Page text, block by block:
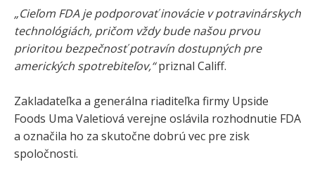
„Cieľom FDA je podporovať inovácie v potravinárskych
technológiách, pričom vždy bude našou prvou
prioritou bezpečnosť potravín dostupných pre
amerických spotrebiteľov,“priznal Califf.
Zakladateľka a generálna riaditeľka firmy Upside
Foods Uma Valetiová verejne oslávila rozhodnutie FDA
a označila ho za skutočne dobrú vec pre zisk
spoločnosti.